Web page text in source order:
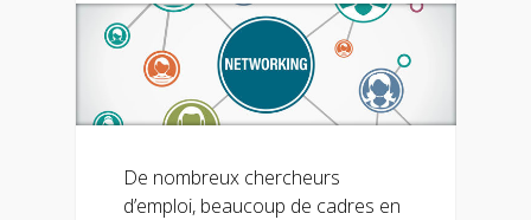
De nombreux chercheurs
d’emploi, beaucoup de cadres en